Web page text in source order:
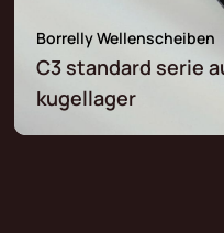
Borrelly Wellenscheiben
C3 standard serie
kugellager